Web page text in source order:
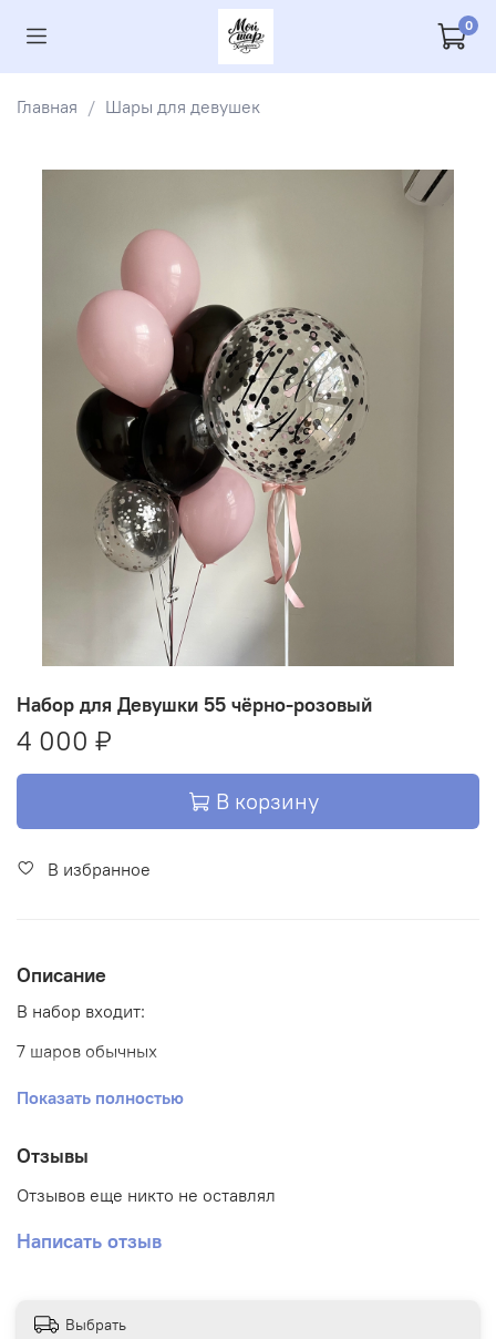
0
Главная Шары для девушек
Набор для Девушки 55 чёрно-розовый
4 000 ₽
В корзину
В избранное
Описание
В набор входит:
7 шаров обычных
3 шара конфетти
Показать полностью
Отзывы
Отзывов еще никто не оставлял
Написать отзыв
Выбрать